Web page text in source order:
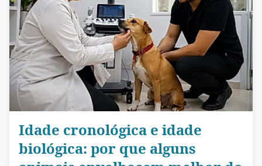
Idade cronológica e idade
biológica: por que alguns